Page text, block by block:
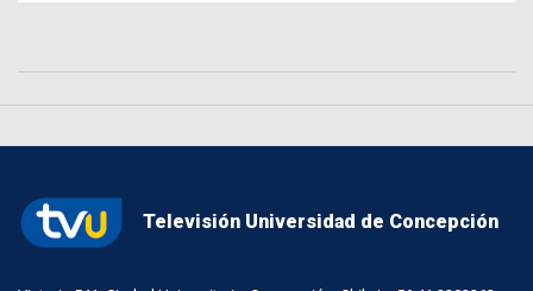
Televisión Universidad de Concepción